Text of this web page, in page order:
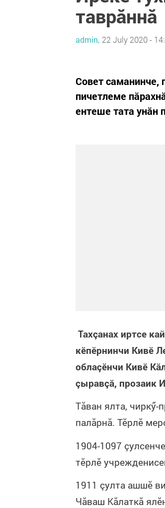
таврăннă
admin, 22 July 2020 -
Совет саманинче,
пичетлеме
ентеше тата унăн
Тахçанах иртсе
кӗпӗрнинчи Кивӗ
облаçӗнчи Кивӗ
çыравçă, прозаик
Тăван ялта, чиркӳ-
палăрнă. Тӗрлӗ
1904-1097
тӗрлӗ
1911 çулта ашшӗ
Чăваш Кăлаткă